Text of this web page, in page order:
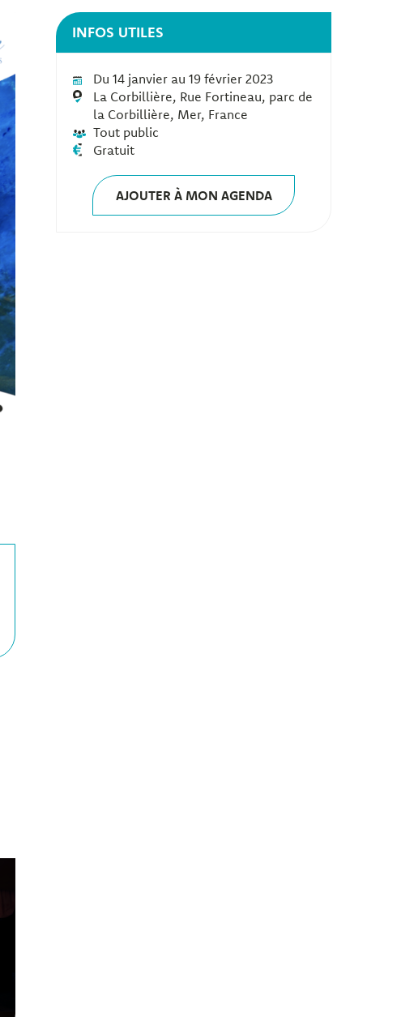
INFOS UTILES
Du 14 janvier au 19 février 2023
La Corbillière, Rue Fortineau, parc de
la Corbillière, Mer, France
Tout public
Gratuit
AJOUTER À MON AGENDA